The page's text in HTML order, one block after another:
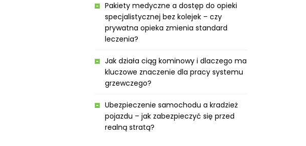
Pakiety medyczne a dostęp do opieki
specjalistycznej bez kolejek – czy
prywatna opieka zmienia standard
leczenia?
Jak działa ciąg kominowy i dlaczego ma
kluczowe znaczenie dla pracy systemu
grzewczego?
Ubezpieczenie samochodu a kradzież
pojazdu – jak zabezpieczyć się przed
realną stratą?